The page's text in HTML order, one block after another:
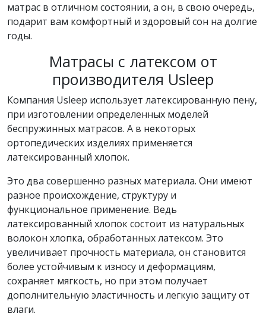
матрас в отличном состоянии, а он, в свою очередь,
подарит вам комфортный и здоровый сон на долгие
годы.
Матрасы с латексом от
производителя Usleep
Компания Usleep использует латексированную пену,
при изготовлении определенных моделей
беспружинных матрасов. А в некоторых
ортопедических изделиях применяется
латексированный хлопок.
Это два совершенно разных материала. Они имеют
разное происхождение, структуру и
функциональное применение. Ведь
латексированный хлопок состоит из натуральных
волокон хлопка, обработанных латексом. Это
увеличивает прочность материала, он становится
более устойчивым к износу и деформациям,
сохраняет мягкость, но при этом получает
дополнительную эластичность и легкую защиту от
влаги.